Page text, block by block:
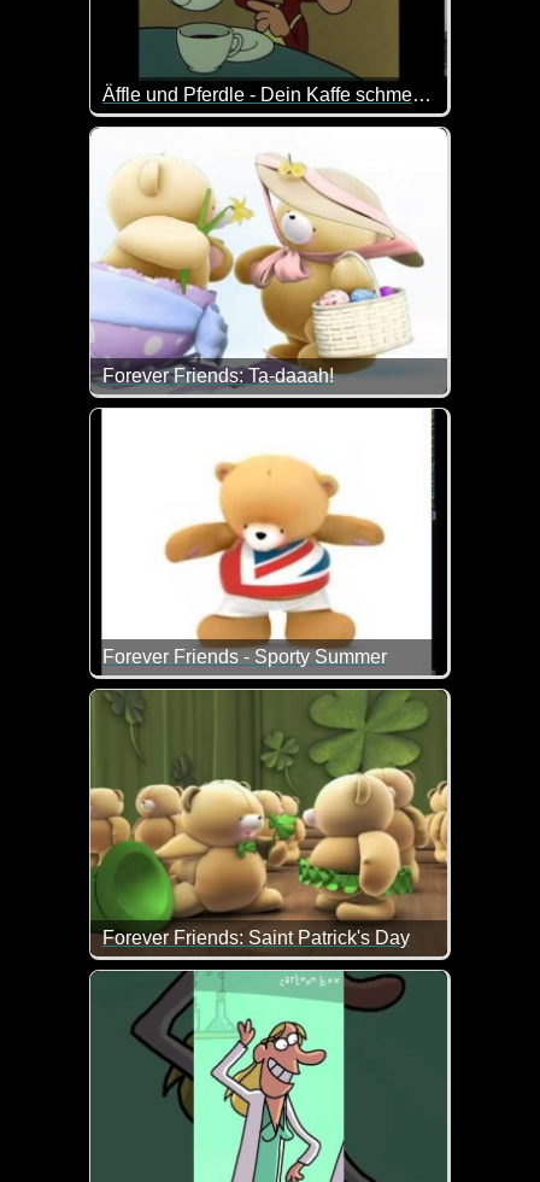
Äffle und Pferdle - Dein Kaffe schmeckt ja nach gar nix
Da hat das Äffle wohl was vergessen ;-)
Forever Friends: Ta-daaah!
Frohe Ostern wünschen dir die Bärchen und ich...
Forever Friends - Sporty Summer
Jetzt solltest du langsam auch mal wieder
Forever Friends: Saint Patrick's Day
Das ist doch ein total nettes Video zum Saint